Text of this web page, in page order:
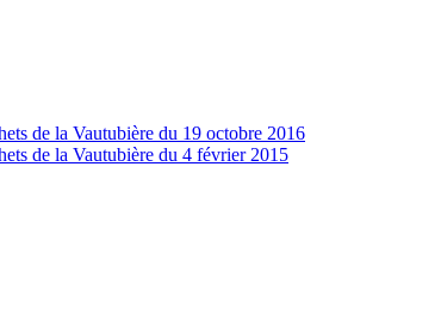
de la Vautubière du 19 octobre 2016
de la Vautubière du 4 février 2015